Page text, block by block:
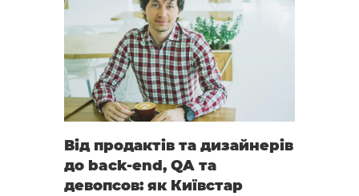
Від продактів та дизайнерів
до back-end, QA та
девопсов: як Київстар